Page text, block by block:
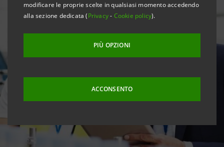
modificare le proprie scelte in qualsiasi momento accedendo
alla sezione dedicata (Privacy- Cookie policy).
PIÙ OPZIONI
ACCONSENTO